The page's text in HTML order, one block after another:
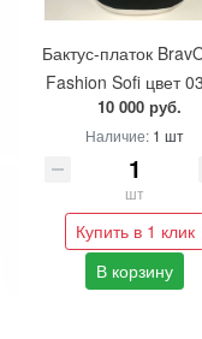
Бактус-платок
Fashion Sofi цвет
10 000 руб.
Наличие: 1 шт
шт
Купить в 1 клик
В корзину